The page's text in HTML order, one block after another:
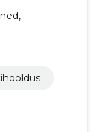
tarnijad